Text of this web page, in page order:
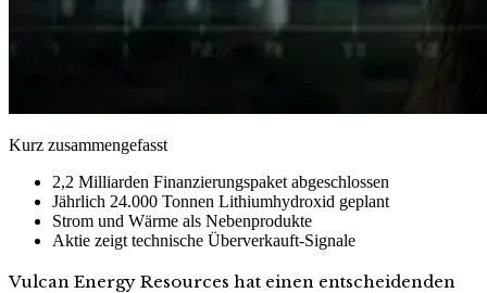
Kurz zusammengefasst
2,2 Milliarden Finanzierungspaket abgeschlossen
Jährlich 24.000 Tonnen Lithiumhydroxid geplant
Strom und Wärme als Nebenprodukte
Aktie zeigt technische Überverkauft-Signale
Vulcan Energy Resources hat einen entscheidenden